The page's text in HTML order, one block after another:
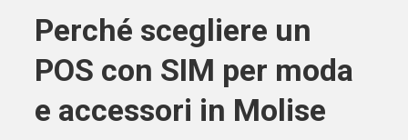
Perché scegliere un
POS con SIM per moda
e accessori in Molise